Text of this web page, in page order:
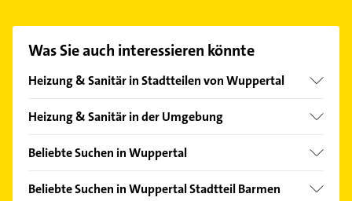
finden Sie alleKontaktdaten.
Was Sie auch interessieren könnte
Heizung & Sanitär in Stadtteilen von Wuppertal
Beyenburg
Elberfeld
Ronsdorf
Heizung & Sanitär in der Umgebung
Gevelsberg
Remscheid
Beliebte Suchen in Wuppertal
Zahnarzt
Beliebte Suchen in Wuppertal Stadtteil Barmen